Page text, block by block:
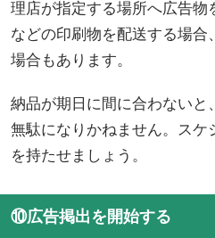
理店が指定する場所へ広告物
などの印刷物を配送する場合
場合もあります。
納品が期日に間に合わない
無駄になりかねません。スケ
を持たせましょう。
⑩広告掲出を開始する